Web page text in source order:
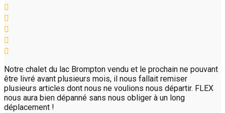
Notre chalet du lac Brompton vendu et le prochain ne pouvant
être livré avant plusieurs mois, il nous fallait remiser
plusieurs articles dont nous ne voulions nous départir. FLEX
nous aura bien dépanné sans nous obliger à un long
déplacement !